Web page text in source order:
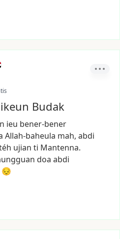
Budak
ieu bener-bener
Allah-baheula mah, abdi
ujian ti Mantenna.
doa abdi
😔